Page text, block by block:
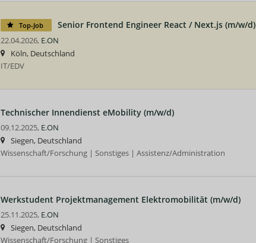
Top-Job Senior Frontend Engineer React / Next.js (m/w/d)
22.04.2026, E.ON
Köln, Deutschland
IT/EDV
Technischer Innendienst eMobility (m/w/d)
09.12.2025, E.ON
Siegen, Deutschland
Wissenschaft/Forschung | Sonstiges | Assistenz/Administration
Werkstudent Projektmanagement Elektromobilität (m/w/d)
25.11.2025, E.ON
Siegen, Deutschland
Wissenschaft/Forschung | Sonstiges